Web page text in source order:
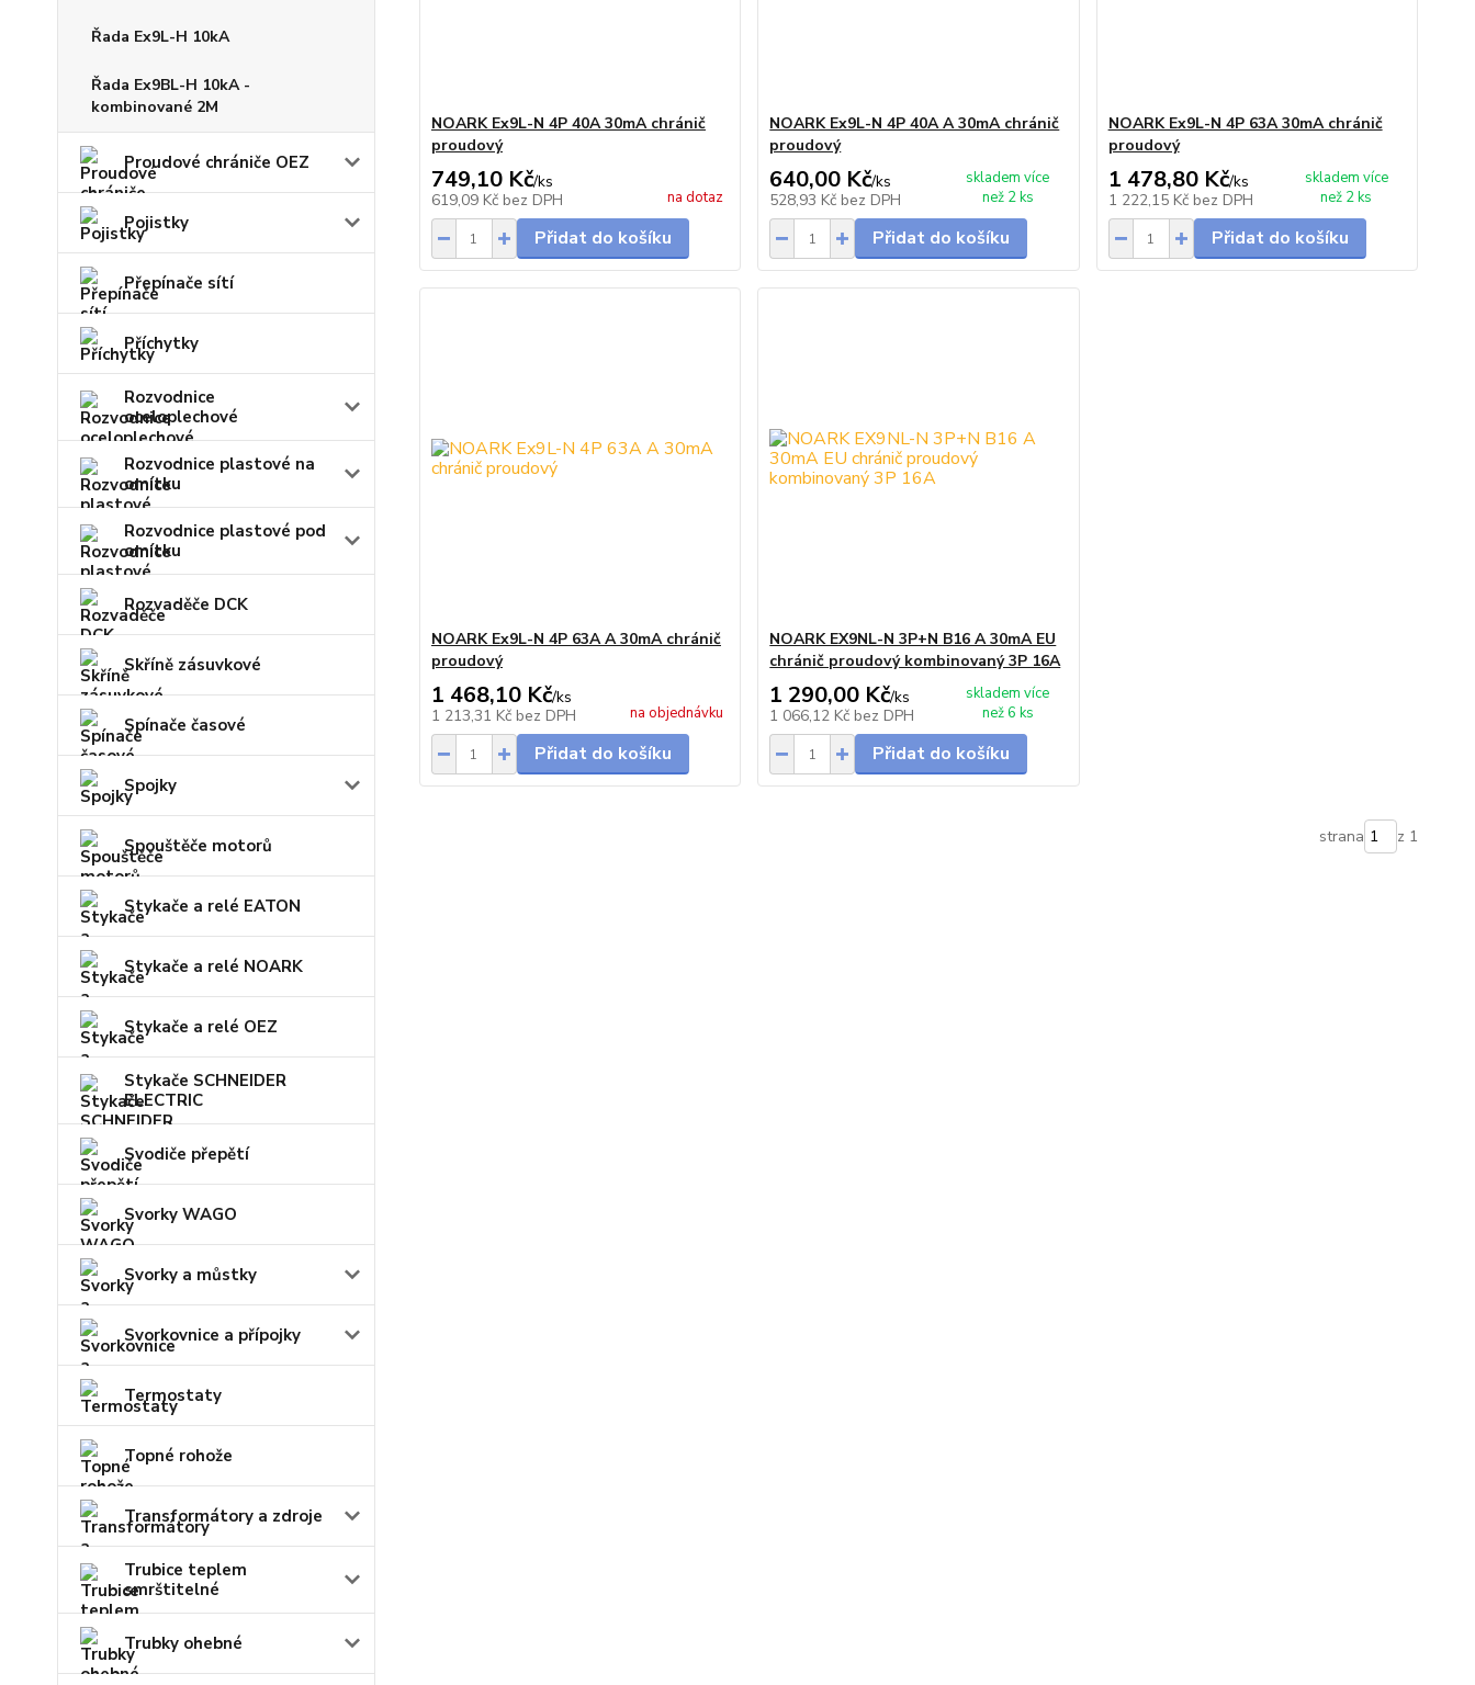
Řada Ex9L-H 10kA
Řada Ex9BL-H 10kA -
kombinované 2M
Proudové chrániče OEZ
Pojistky
Přepínače sítí
Příchytky
Rozvodnice
oceloplechové
Rozvodnice plastové na
omítku
Rozvodnice plastové pod
omítku
Rozvaděče DCK
Skříně zásuvkové
Spínače časové
Spojky
Spouštěče motorů
Stykače a relé EATON
Stykače a relé NOARK
Stykače a relé OEZ
Stykače SCHNEIDER
ELECTRIC
Svodiče přepětí
Svorky WAGO
Svorky a můstky
Svorkovnice a přípojky
Termostaty
Topné rohože
Transformátory a zdroje
Trubice teplem
smrštitelné
Trubky ohebné
NOARK Ex9L-N 4P 40A 30mA chránič
proudový
749,10 Kč/ks
619,09 Kč bez DPH na dotaz
Přidat do košíku
NOARK Ex9L-N 4P 40A A 30mA chránič
proudový
640,00 Kč/ks
528,93 Kč bez DPH
skladem více
než 2 ks
Přidat do košíku
NOARK Ex9L-N 4P 63A 30mA chránič
proudový
1 478,80 Kč/ks
1 222,15 Kč bez DPH
skladem více
než 2 ks
Přidat do košíku
NOARK Ex9L-N 4P 63A A 30mA chránič
proudový
1 468,10 Kč/ks
1 213,31 Kč bez DPH na objednávku
Přidat do košíku
NOARK EX9NL-N 3P+N B16 A 30mA EU
chránič proudový kombinovaný 3P 16A
1 290,00 Kč/ks
1 066,12 Kč bez DPH
skladem více
než 6 ks
Přidat do košíku
strana z 1